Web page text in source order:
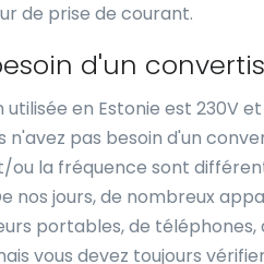
de prise de courant.
d'un
utilisée en Estonie est 230V
n'avez pas besoin d'un
ou la fréquence sont
nos jours, de nombreux
portables, de
vous devez toujours